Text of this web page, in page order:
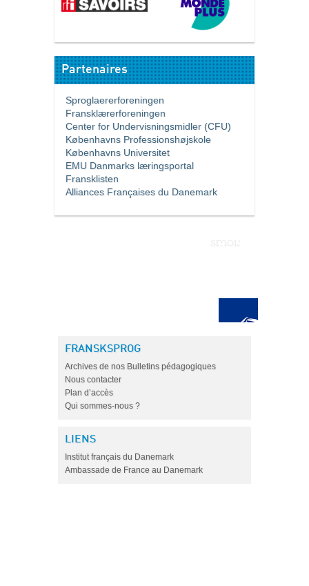
Partenaires
Sproglaererforeningen
Fransklærerforeningen
Center for Undervisningsmidler (CFU)
Københavns Professionshøjskole
Københavns Universitet
EMU Danmarks læringsportal
Fransklisten
Alliances Françaises du Danemark
FRANSKSPROG
Archives de nos Bulletins pédagogiques
Nous contacter
Plan d’accès
Qui sommes-nous ?
LIENS
Institut français du Danemark
Ambassade de France au Danemark